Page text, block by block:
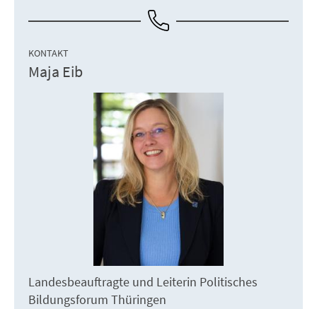
KONTAKT
Maja Eib
Landesbeauftragte und Leiterin Politisches
Bildungsforum Thüringen